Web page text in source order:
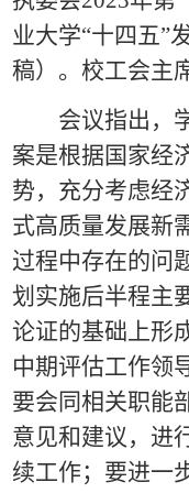
业大学“十四五”
稿）。校工会主
会议指出，
案是根据国家经
势，充分考虑经
式高质量发展新
过程中存在的问
划实施后半程主
论证的基础上形
中期评估工作领
要会同相关职能
意见和建议，进
续工作；要进一